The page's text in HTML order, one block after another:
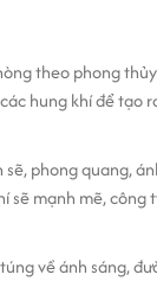
theo phong
hung khí để tạo
phong quang,
sẽ mạnh mẽ, công
về ánh sáng,